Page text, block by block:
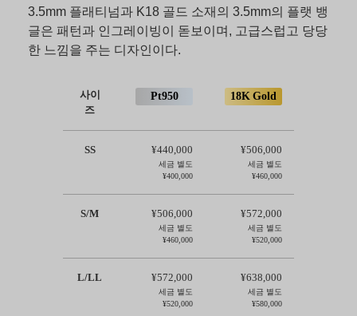
3.5mm 플래티넘과 K18 골드 소재의 3.5mm의 플랫 뱅
글은 패턴과 인그레이빙이 돋보이며, 고급스럽고 당당
한 느낌을 주는 디자인이다.
사이
즈
Pt950 18K Gold
SS ¥440,000
세금 별도
¥400,000
¥506,000
세금 별도
¥460,000
S/M ¥506,000
세금 별도
¥460,000
¥572,000
세금 별도
¥520,000
L/LL ¥572,000
세금 별도
¥520,000
¥638,000
세금 별도
¥580,000